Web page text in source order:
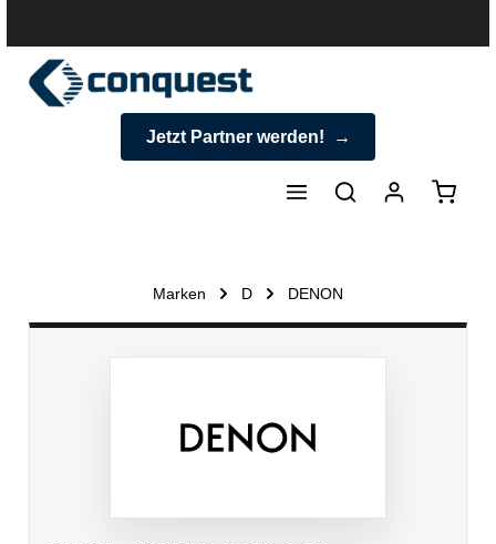
Jetzt Partner werden!
Marken D DENON